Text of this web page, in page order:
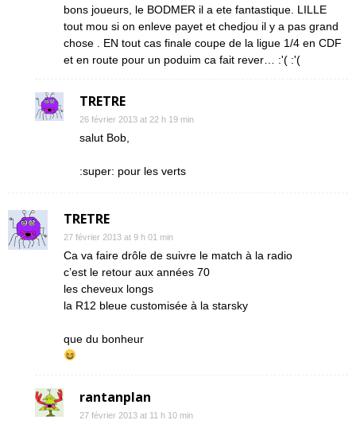
bons joueurs, le BODMER il a ete fantastique. LILLE
tout mou si on enleve payet et chedjou il y a pas grand
chose . EN tout cas finale coupe de la ligue 1/4 en CDF
et en route pour un poduim ca fait rever… :'( :'(
TRETRE
26 février 2013 at 22 h 19 min
salut Bob,
:super: pour les verts
TRETRE
27 février 2013 at 9 h 01 min
Ca va faire drôle de suivre le match à la radio
c’est le retour aux années 70
les cheveux longs
la R12 bleue customisée à la starsky
que du bonheur
rantanplan
27 février 2013 at 11 h 10 min